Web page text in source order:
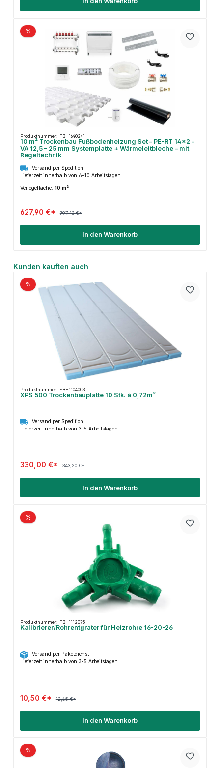
%
Produktnummer: FBH1640241
10 m² Trockenbau Fußbodenheizung Set – PE-RT 14×2 –
VA 12,5 – 25 mm Systemplatte + Wärmeleitbleche – mit
Regeltechnik
Versand per Spedition
Lieferzeit innerhalb von 6-10 Arbeitstagen
Verlegefläche: 10 m²
627,90 €* 797,43 €*
In den Warenkorb
Produktgalerie überspringen
Kunden kauften auch
%
Produktnummer: FBH1104003
XPS 500 Trockenbauplatte 10 Stk. à 0,72m²
Versand per Spedition
Lieferzeit innerhalb von 3-5 Arbeitstagen
330,00 €* 343,20 €*
In den Warenkorb
%
Produktnummer: FBH1112075
Kalibrierer/Rohrentgrater für Heizrohre 16-20-26
Versand per Paketdienst
Lieferzeit innerhalb von 3-5 Arbeitstagen
10,50 €* 12,65 €*
In den Warenkorb
%